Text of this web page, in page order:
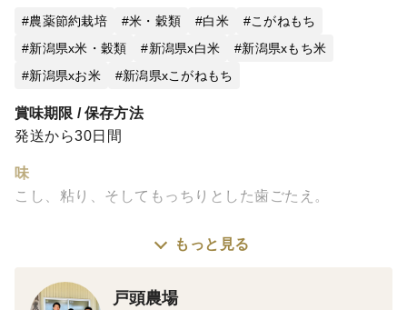
農薬節約栽培 米・穀類 白米
こがねもち
新潟県x米・穀類
新潟県x白米
新潟県xもち米
新潟県xお米
新潟県xこがねもち
賞味期限 / 保存方法
発送から30日間
味
こし、粘り、そしてもっちりとした歯ごたえ。
栽培・生産者のこだわり
の生物、土壌微生物すべてを意識します。鍵となるのが
もっと見る
戸頭農場